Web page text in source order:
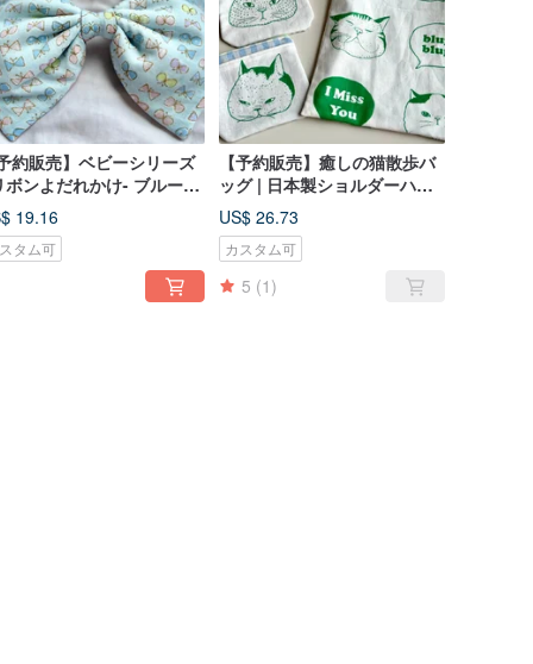
約販売】ベビーシリーズ
ボンよだれかけ- ブルーバ
ライ
19.16
タム可
【予約販売】癒しの猫散歩バ
ッグ | 日本製ショルダーハン
ドバッグ
US$ 26.73
カスタム可
5 (1)